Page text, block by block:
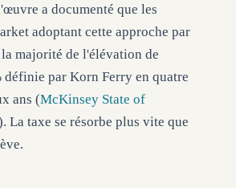
a documenté que les
adoptant cette approche par
majorité de l'élévation de
par Korn Ferry en quatre
ans (McKinsey State of
La taxe se résorbe plus vite que